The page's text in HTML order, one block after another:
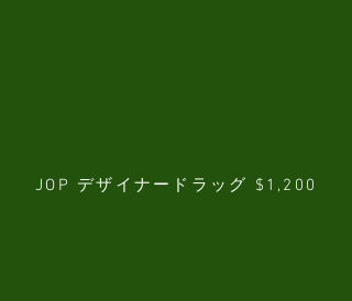
JOP デザイナードラッグ $1,200